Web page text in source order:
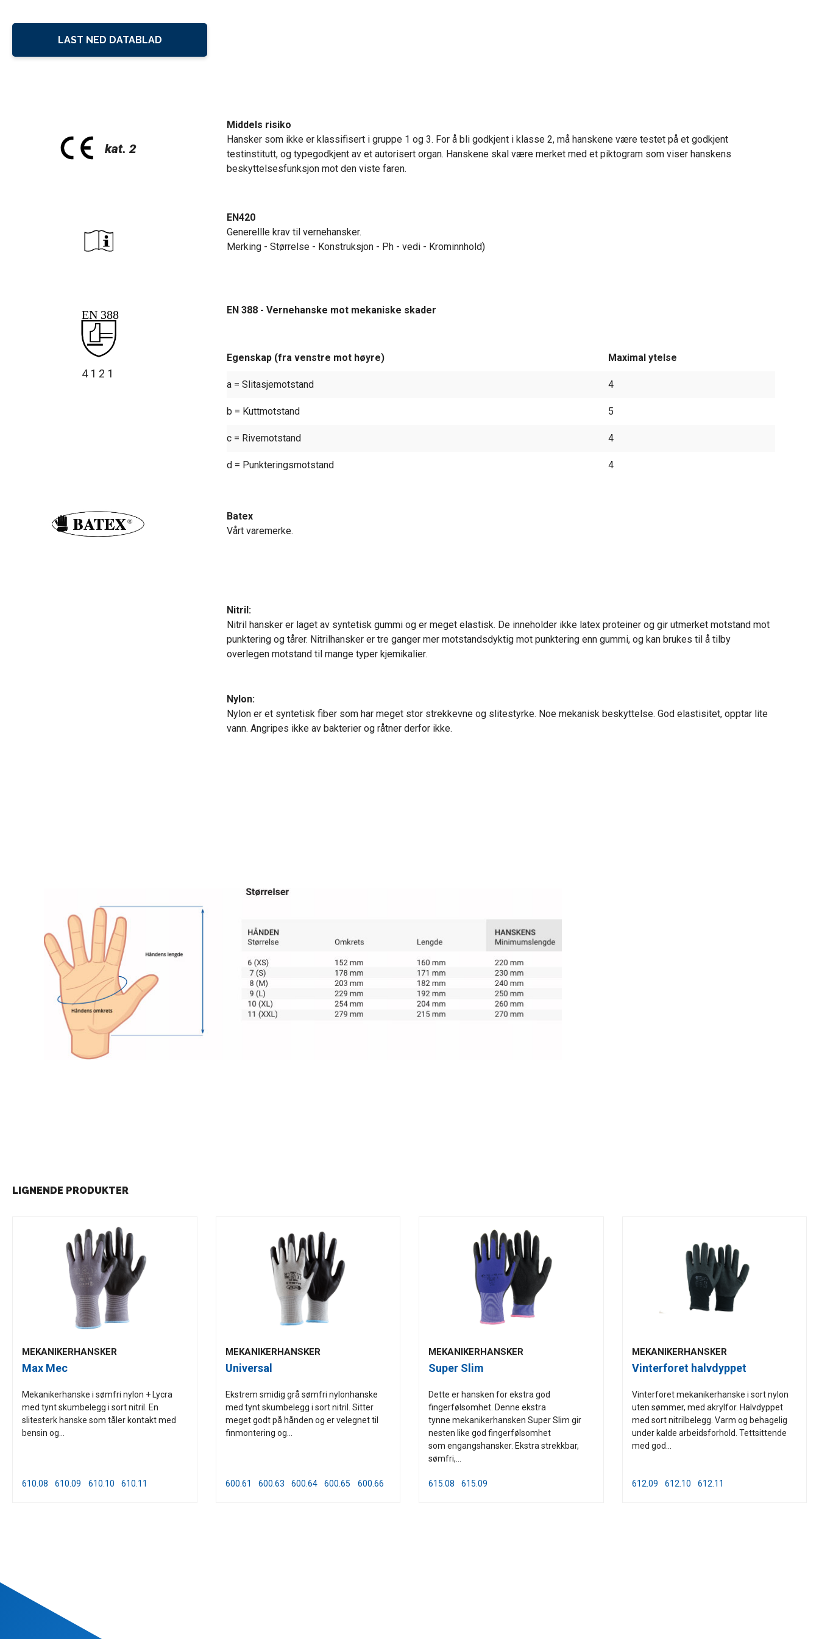
LAST NED DATABLAD
Middels risiko
Hansker som ikke er klassifisert i gruppe 1 og 3. For å bli godkjent i klasse 2, må hanskene være testet på et godkjent
testinstitutt, og typegodkjent av et autorisert organ. Hanskene skal være merket med et piktogram som viser hanskens
beskyttelsesfunksjon mot den viste faren.
EN420
Generellle krav til vernehansker.
Merking - Størrelse - Konstruksjon - Ph - vedi - Krominnhold)
4121
EN 388 - Vernehanske mot mekaniske skader
Egenskap (fra venstre mot høyre) Maximal ytelse
a = Slitasjemotstand 4
b = Kuttmotstand 5
c = Rivemotstand 4
d = Punkteringsmotstand 4
Batex
Vårt varemerke.
Nitril:
Nitril hansker er laget av syntetisk gummi og er meget elastisk. De inneholder ikke latex proteiner og gir utmerket motstand mot
punktering og tårer. Nitrilhansker er tre ganger mer motstandsdyktig mot punktering enn gummi, og kan brukes til å tilby
overlegen motstand til mange typer kjemikalier.
Nylon:
Nylon er et syntetisk fiber som har meget stor strekkevne og slitestyrke. Noe mekanisk beskyttelse. God elastisitet, opptar lite
vann. Angripes ikke av bakterier og råtner derfor ikke.
LIGNENDE PRODUKTER
MEKANIKERHANSKER
Max Mec
Mekanikerhanske i sømfri nylon + Lycra
med tynt skumbelegg i sort nitril. En
slitesterk hanske som tåler kontakt med
bensin og...
610.08 610.09 610.10 610.11
MEKANIKERHANSKER
Universal
Ekstrem smidig grå sømfri nylonhanske
med tynt skumbelegg i sort nitril. Sitter
meget godt på hånden og er velegnet til
finmontering og...
600.61 600.63 600.64 600.65 600.66
MEKANIKERHANSKER
Super Slim
Dette er hansken for ekstra god
fingerfølsomhet. Denne ekstra
tynne mekanikerhansken Super Slim gir
nesten like god fingerfølsomhet
som engangshansker. Ekstra strekkbar,
sømfri,...
615.08 615.09
MEKANIKERHANSKER
Vinterforet halvdyppet
Vinterforet mekanikerhanske i sort nylon
uten sømmer, med akrylfor. Halvdyppet
med sort nitrilbelegg. Varm og behagelig
under kalde arbeidsforhold. Tettsittende
med god...
612.09 612.10 612.11